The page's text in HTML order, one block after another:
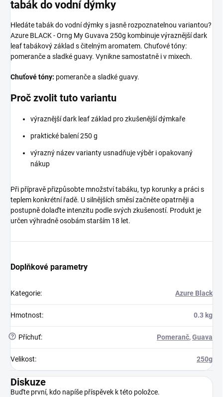
tabák do vodní dýmky
Hledáte tabák do vodní dýmky s jasně rozpoznatelnou variantou?
Azure BLACK - Orng My Guvava 250g kombinuje výraznější dark
leaf tabákový základ s čitelným aromatem. Chuťové tóny:
pomeranče a sladké guavy. Vynikne samostatně i v mixech.
Chuťové tóny: pomeranče a sladké guavy.
Proč zvolit tuto variantu
výraznější dark leaf základ pro zkušenější dýmkaře
praktické balení 250 g
výrazný název varianty usnadňuje výběr i opakovaný
nákup
Při přípravě přizpůsobte množství tabáku, typ korunky a práci s
teplem konkrétní řadě. U silnějších směsí začněte opatrněji a
postupně dolaďte intenzitu podle svých zkušeností. Produkt je
určen výhradně osobám starším 18 let.
Doplňkové parametry
Kategorie: Azure Black
Hmotnost: 0.3 kg
? Příchuť: Pomeranč,Guava
Velikost: 250g
Diskuze
Buďte první, kdo napíše příspěvek k této položce.